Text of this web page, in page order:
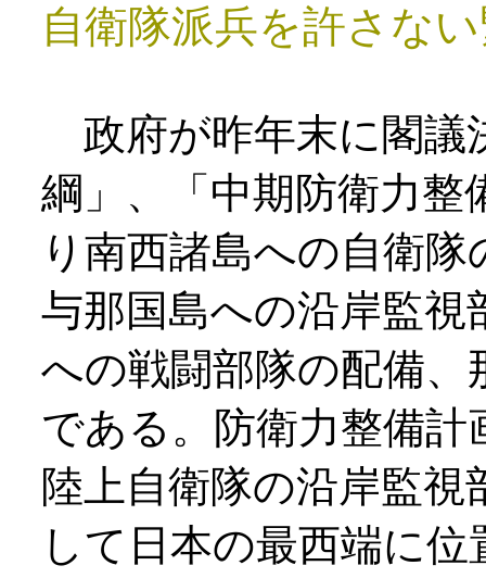
自衛隊派兵を許さな
政府が昨年末に閣議
綱」、「中期防衛力整
り南西諸島への自衛
与那国島への沿岸監視
への戦闘部隊の配備
である。防衛力整備
陸上自衛隊の沿岸監
して日本の最西端に